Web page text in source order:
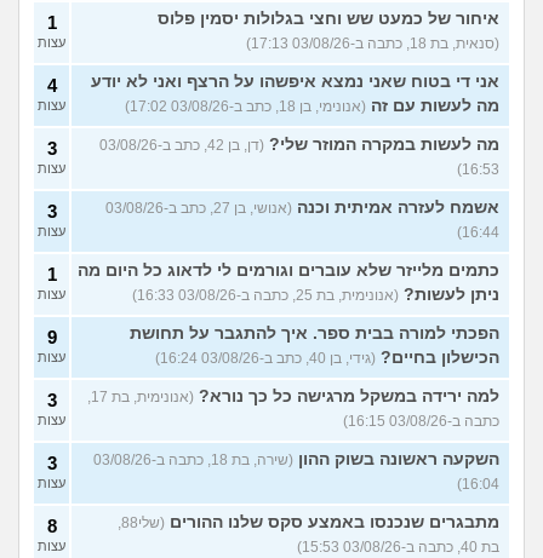
איחור של כמעט שש וחצי בגלולות יסמין פלוס
(סנאית, בת 18, כתבה ב-03/08/26 17:13)
1
עצות
אני די בטוח שאני נמצא איפשהו על הרצף ואני לא יודע
מה לעשות עם זה (אנונימי, בן 18, כתב ב-03/08/26 17:02)
4
עצות
מה לעשות במקרה המוזר שלי?
(דן, בן 42, כתב ב-03/08/26
16:53)
3
עצות
אשמח לעזרה אמיתית וכנה
(אנושי, בן 27, כתב ב-03/08/26
16:44)
3
עצות
כתמים מלייזר שלא עוברים וגורמים לי לדאוג כל היום מה
ניתן לעשות? (אנונימית, בת 25, כתבה ב-03/08/26 16:33)
1
עצות
הפכתי למורה בבית ספר. איך להתגבר על תחושת
הכישלון בחיים? (גידי, בן 40, כתב ב-03/08/26 16:24)
9
עצות
למה ירידה במשקל מרגישה כל כך נורא?
(אנונימית, בת 17,
כתבה ב-03/08/26 16:15)
3
עצות
השקעה ראשונה בשוק ההון
(שירה, בת 18, כתבה ב-03/08/26
16:04)
3
עצות
מתבגרים שנכנסו באמצע סקס שלנו ההורים
(שלי88,
בת 40, כתבה ב-03/08/26 15:53)
8
עצות